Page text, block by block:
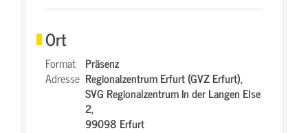
Ort
Format Präsenz
Adresse Regionalzentrum Erfurt (GVZ Erfurt),
SVG Regionalzentrum In der Langen Else
2,
99098 Erfurt